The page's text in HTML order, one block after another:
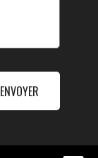
ENVOYER